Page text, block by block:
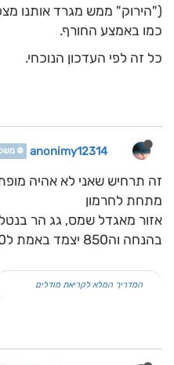
כמו באמצע החורף.
כל זה לפי העדכון הנוכחי.
anonimy12314
❄️
זה תרחיש שאני לא אהיה
מתחת לחרמון
אזור מאגדל שמס, גג הר בנטל
בהנחה וה850 יצמד באמת ל0
המדריך המלא לקריאת מודלים